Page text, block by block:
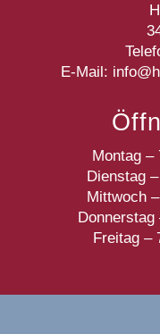
E-Mail:
Montag –
Dienstag
Mittwoch
Freitag –